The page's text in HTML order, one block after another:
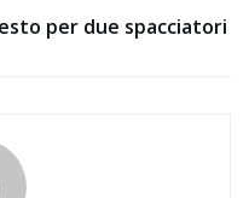
per due spacciatori